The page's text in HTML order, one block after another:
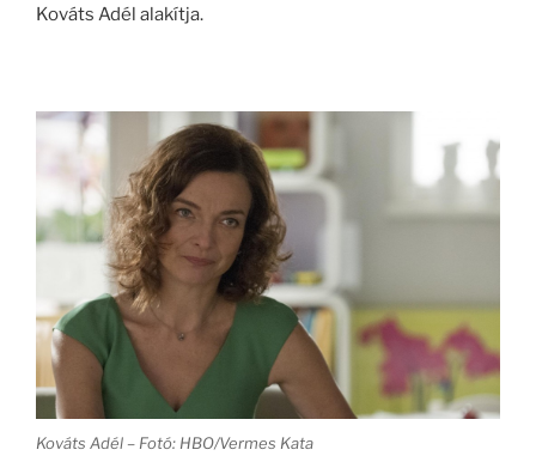
Kováts Adél alakítja.
Kováts Adél – Fotó: HBO/Vermes Kata